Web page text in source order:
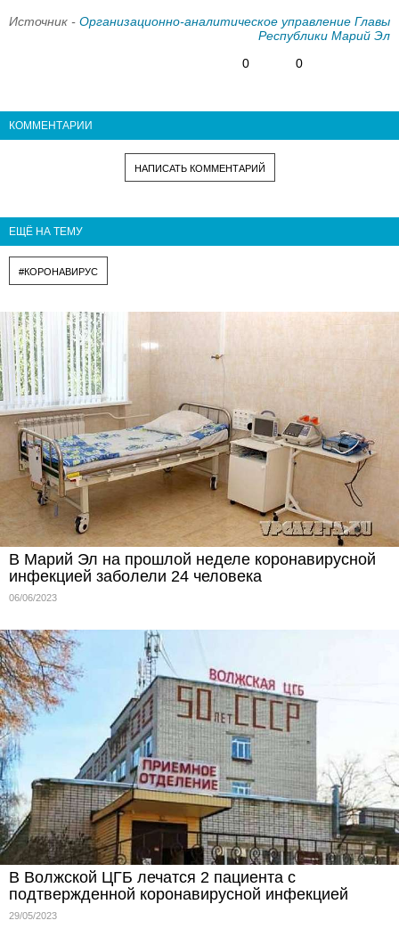
Источник - Организационно-аналитическое управление Главы
Республики Марий Эл
0
0
КОММЕНТАРИИ
НАПИСАТЬ КОММЕНТАРИЙ
ЕЩЁ НА ТЕМУ
#КОРОНАВИРУС
В Марий Эл на прошлой неделе коронавирусной
инфекцией заболели 24 человека
06/06/2023
В Волжской ЦГБ лечатся 2 пациента с
подтвержденной коронавирусной инфекцией
29/05/2023